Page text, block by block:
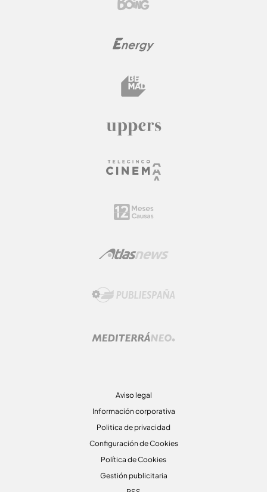
Aviso legal
Información corporativa
Politica de privacidad
Configuración de Cookies
Política de Cookies
Gestión publicitaria